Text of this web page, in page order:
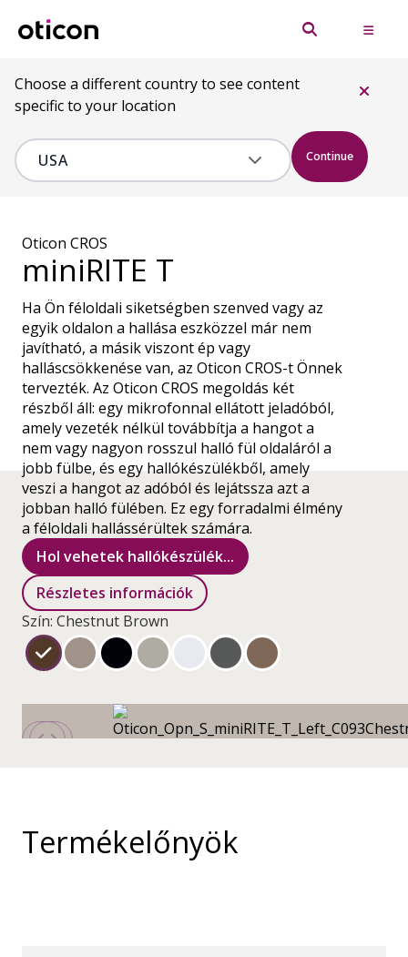
Choose a different country to see content
specific to your location
Continue
Oticon CROS
miniRITE T
Ha Ön féloldali siketségben szenved vagy az
egyik oldalon a hallása eszközzel már nem
javítható, a másik viszont ép vagy
halláscsökkenése van, az Oticon CROS-t Önnek
tervezték. Az Oticon CROS megoldás két
részből áll: egy mikrofonnal ellátott jeladóból,
amely vezeték nélkül továbbítja a hangot a
nem vagy nagyon rosszul halló fül oldaláról a
jobb fülbe, és egy hallókészülékből, amely
veszi a hangot az adóból és lejátssza azt a
jobban halló fülében. Ez egy forradalmi élmény
a féloldali hallássérültek számára.
Hol vehetek hallókészülék...
Részletes információk
Szín: Chestnut Brown
Termékelőnyök